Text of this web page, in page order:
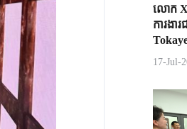
លោក Xi
ការងា
17-Jul-